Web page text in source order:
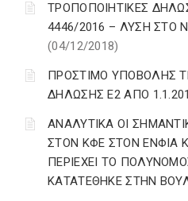
ΤΡΟΠΟΠΟΙΗΤΙΚΕΣ
4446/2016 – ΛΥΣΗ ΣΤΟ
(04/12/2018)
ΠΡΟΣΤΙΜΟ ΥΠΟΒΟΛΗΣ
ΔΗΛΩΣΗΣ Ε2 ΑΠΟ
ΑΝΑΛΥΤΙΚΑ ΟΙ
ΣΤΟΝ ΚΦΕ ΣΤΟΝ ΕΝΦΙΑ
ΠΕΡΙΕΧΕΙ ΤΟ
ΚΑΤΑΤΕΘΗΚΕ ΣΤΗΝ